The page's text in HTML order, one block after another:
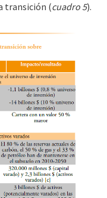
transición (cuadro 5).